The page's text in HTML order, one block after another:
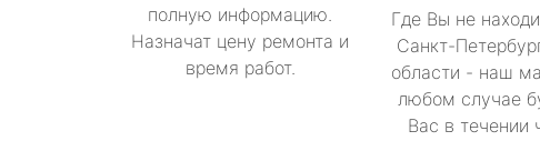
полную информацию.
Назначат цену ремонта и
время работ.
Где Вы не
Санкт-
области - наш
любом случае
Вас в течении